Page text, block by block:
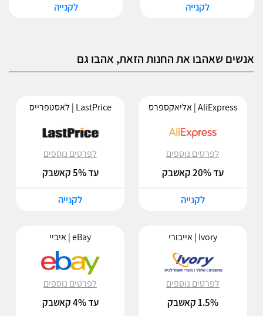
לקנייה לקנייה
אנשים שאהבו את החנות הזאת, אהבו גם
AliExpress | אליאקספרס
לפרטים נוספים
עד 20% קאשבק
לקנייה
LastPrice | לאסטפרייס
לפרטים נוספים
עד 5% קאשבק
לקנייה
Ivory | אייבורי
לפרטים נוספים
1.5% קאשבק
eBay | איביי
לפרטים נוספים
עד 4% קאשבק